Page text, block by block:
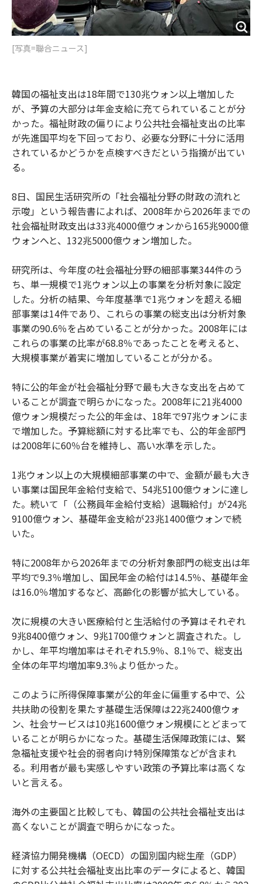
[写真=聯合ニュース]
韓国の福祉支出は18年間で130兆ウォン以上増加した
が、予算の大部分は年金支給に充てられていることが分
かった。福祉財政の偏りにより公共社会福祉支出の比率
が先進国平均を下回っており、必要な分野に十分に活用
されているかどうかを点検すべきだという指摘が出てい
る。
8日、国民生活研究所の「社会福祉分野の財政の流れと
示唆」という報告書によれば、2008年から2026年までの
社会福祉財政支出は33兆4000億ウォンから165兆9000億
ウォンへと、132兆5000億ウォン増加した。
研究所は、今年度の社会福祉分野の細部事業344件のう
ち、単一規模で1兆ウォン以上の事業を分析対象に設定
した。分析の結果、今年度基準で1兆ウォンを超える細
部事業は14件であり、これらの事業の総支出は分析対象
事業の90.6％を占めていることが分かった。2008年には
これらの事業の比率が68.8％であったことを考えると、
大規模事業が着実に増加していることが分かる。
特に公的年金が社会福祉分野で最も大きな支出を占めて
いることが調査で明らかになった。2008年に21兆4000
億ウォン規模だった公的年金は、18年で97兆ウォンにま
で増加した。予算総額に対する比率でも、公的年金部門
は2008年に60％台を維持し、高い水準を示した。
1兆ウォン以上の大規模細部事業の中で、金額が最も大き
い事業は国民年金給付支給で、54兆5100億ウォンに達し
た。続いて「（公務員年金給付支給）退職給付」が24兆
9100億ウォン、基礎年金支給が23兆1400億ウォンで続
いた。
特に2008年から2026年までの分析対象部門の総支出は年
平均で9.3％増加し、国民年金の給付は14.5％、基礎年金
は16.0％増加するなど、高齢化の影響が拡大している。
次に規模の大きい医療給付と生活給付の予算はそれぞれ
9兆8400億ウォン、9兆1700億ウォンと調査された。し
かし、年平均増加率はそれぞれ5.9％、8.1％で、総支出
全体の年平均増加率9.3％より低かった。
このように所得保障事業が公的年金に偏重する中で、公
共扶助の役割を果たす基礎生活保障は22兆2400億ウォ
ン、社会サービスは10兆1600億ウォン規模にとどまって
いることが明らかになった。基礎生活保障政策には、緊
急福祉支援や社会的弱者向け特別保障策などが含まれ
る。利用者が最も実感しやすい政策の予算比率は高くな
いと言える。
海外の主要国と比較しても、韓国の公共社会福祉支出は
高くないことが調査で明らかになった。
経済協力開発機構（OECD）の国別国内総生産（GDP）
に対する公共社会福祉支出比率のデータによると、韓国